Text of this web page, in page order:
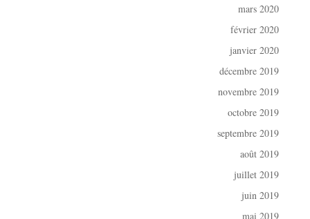
mars 2020
février 2020
janvier 2020
décembre 2019
novembre 2019
octobre 2019
septembre 2019
août 2019
juillet 2019
juin 2019
mai 2019